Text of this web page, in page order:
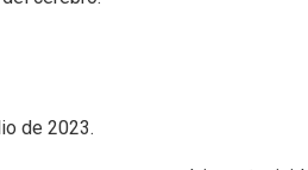
de 2023.